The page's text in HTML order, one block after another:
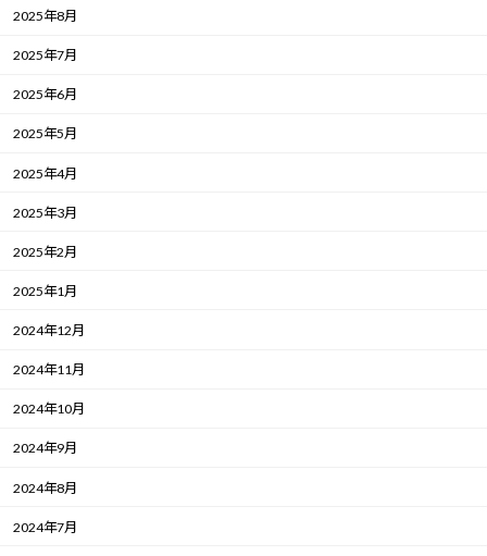
2025年8月
2025年7月
2025年6月
2025年5月
2025年4月
2025年3月
2025年2月
2025年1月
2024年12月
2024年11月
2024年10月
2024年9月
2024年8月
2024年7月